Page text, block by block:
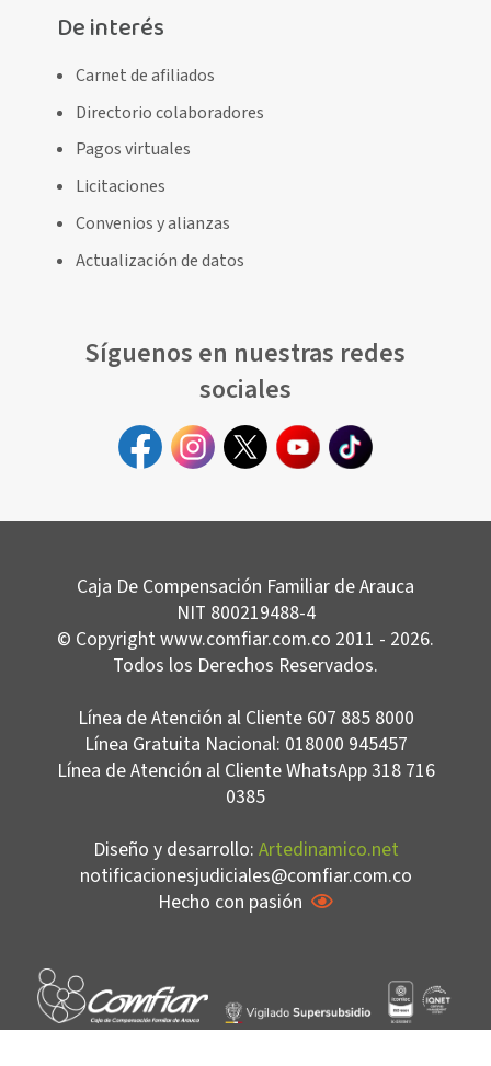
De interés
Carnet de afiliados
Directorio colaboradores
Pagos virtuales
Licitaciones
Convenios y alianzas
Actualización de datos
Síguenos en nuestras redes
sociales
Caja De Compensación Familiar de Arauca
NIT 800219488-4
© Copyright www.comfiar.com.co 2011 - 2026.
Todos los Derechos Reservados.
Línea de Atención al Cliente 607 885 8000
Línea Gratuita Nacional: 018000 945457
Línea de Atención al Cliente WhatsApp 318 716
0385
Diseño y desarrollo: Artedinamico.net
notificacionesjudiciales@comfiar.com.co
Hecho con pasión